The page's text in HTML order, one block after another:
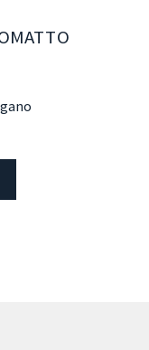
€
€